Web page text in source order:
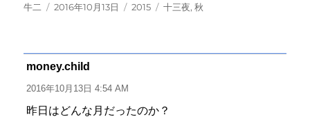
投
牛二
投
2016年10月13日
カ
2015
タ
十三夜,秋
money.child
り:
2016年10月13日 4:54 AM
昨日はどんな月だったのか？